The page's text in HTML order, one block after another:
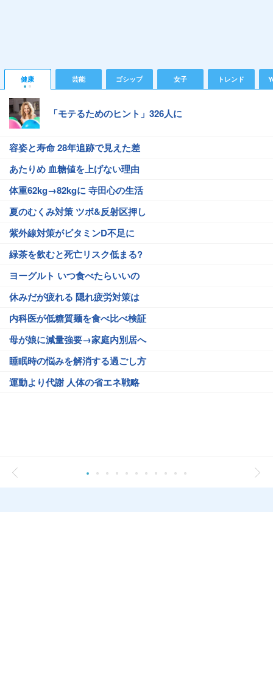
健康 芸能 ゴシップ 女子 トレンド
「モテるためのヒント」326人に
容姿と寿命 28年追跡で見えた差
あたりめ 血糖値を上げない理由
体重62kg→82kgに 寺田心の生活
夏のむくみ対策 ツボ&反射区押し
紫外線対策がビタミンD不足に
緑茶を飲むと死亡リスク低まる?
ヨーグルト いつ食べたらいいの
休みだが疲れる 隠れ疲労対策は
内科医が低糖質麺を食べ比べ検証
母が娘に減量強要→家庭内別居へ
睡眠時の悩みを解消する過ごし方
運動より代謝 人体の省エネ戦略